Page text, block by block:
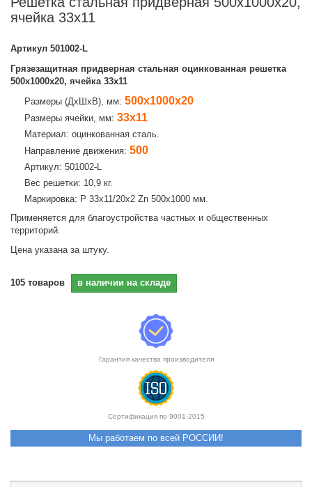
ячейка 33х11
Артикул 501002-L
Грязезащитная придверная стальная оцинкованная решетка
500х1000х20, ячейка 33х11
Размеры (ДхШхВ), мм: 500х1000х20
Размеры ячейки, мм: 33х11
Материал: оцинкованная сталь.
Направление движения: 500
Артикул: 501002-L
Вес решетки: 10,9 кг.
Маркировка: Р 33х11/20х2 Zn 500х1000 мм.
Применяется для благоустройства частных и общественных
территорий.
Цена указана за штуку.
105 товаров в наличии на складе
Гарантия качества производителя
Сертификация по 9001-2015
Мы работаем по всей РОССИИ!